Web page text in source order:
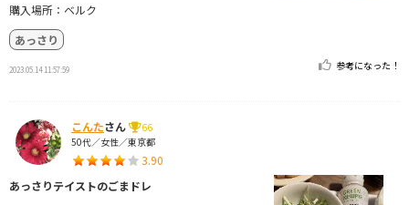
購入場所：ベルク
あっさり
2023.05.14 11:57:59 参考になった！
こんたさん
66
50代／女性／東京都
3.90
あっさりテイストのごまドレ